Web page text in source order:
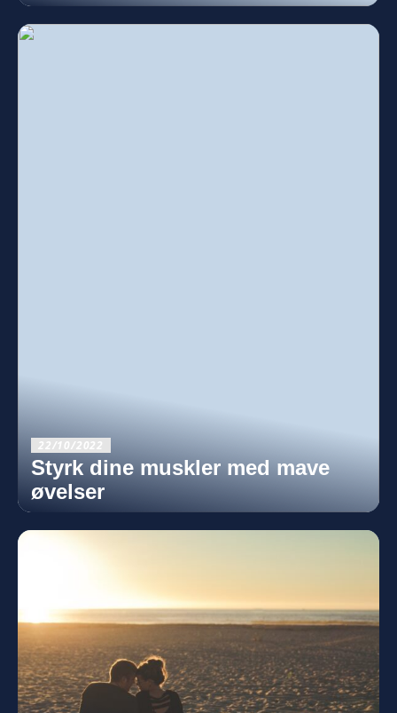
22/10/2022
Styrk dine muskler med mave
øvelser